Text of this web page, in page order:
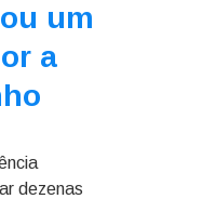
um
a
dezenas